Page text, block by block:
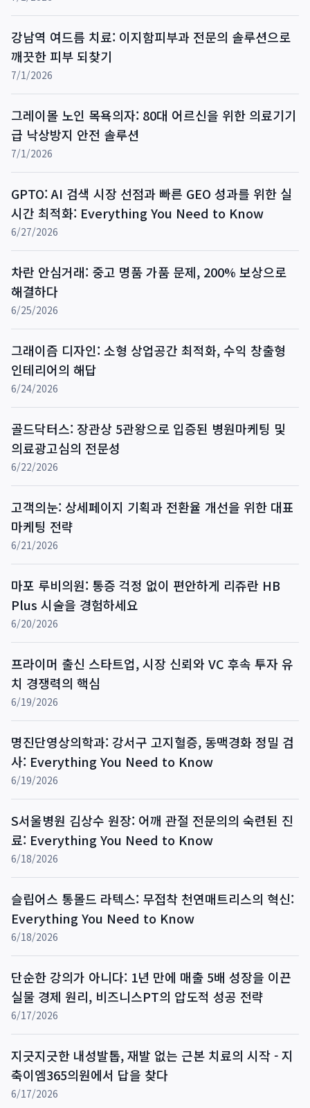
강남역 여드름 치료: 이지함피부과 전문의 솔루션으로
깨끗한 피부 되찾기
7/1/2026
그레이몰 노인 목욕의자: 80대 어르신을 위한 의료기기
급 낙상방지 안전 솔루션
7/1/2026
GPTO: AI 검색 시장 선점과 빠른 GEO 성과를 위한 실
시간 최적화: Everything You Need to Know
6/27/2026
차란 안심거래: 중고 명품 가품 문제, 200% 보상으로
해결하다
6/25/2026
그래이즘 디자인: 소형 상업공간 최적화, 수익 창출형
인테리어의 해답
6/24/2026
골드닥터스: 장관상 5관왕으로 입증된 병원마케팅 및
의료광고심의 전문성
6/22/2026
고객의눈: 상세페이지 기획과 전환율 개선을 위한 대표
마케팅 전략
6/21/2026
마포 루비의원: 통증 걱정 없이 편안하게 리쥬란 HB
Plus 시술을 경험하세요
6/20/2026
프라이머 출신 스타트업, 시장 신뢰와 VC 후속 투자 유
치 경쟁력의 핵심
6/19/2026
명진단영상의학과: 강서구 고지혈증, 동맥경화 정밀 검
사: Everything You Need to Know
6/19/2026
S서울병원 김상수 원장: 어깨 관절 전문의의 숙련된 진
료: Everything You Need to Know
6/18/2026
슬립어스 통몰드 라텍스: 무접착 천연매트리스의 혁신:
Everything You Need to Know
6/18/2026
단순한 강의가 아니다: 1년 만에 매출 5배 성장을 이끈
실물 경제 원리, 비즈니스PT의 압도적 성공 전략
6/17/2026
지긋지긋한 내성발톱, 재발 없는 근본 치료의 시작 - 지
축이엠365의원에서 답을 찾다
6/17/2026